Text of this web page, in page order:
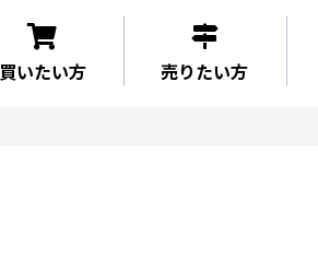
買いたい方 売りたい方